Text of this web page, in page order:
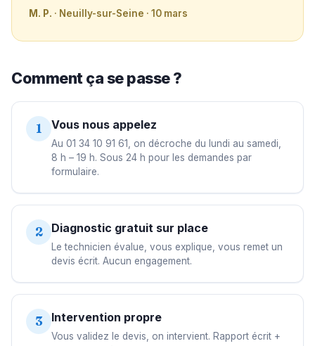
M. P. · Neuilly-sur-Seine · 10 mars
Comment ça se passe ?
1 Vous nous appelez
Au 01 34 10 91 61, on décroche du lundi au samedi,
8 h – 19 h. Sous 24 h pour les demandes par
formulaire.
2 Diagnostic gratuit sur place
Le technicien évalue, vous explique, vous remet un
devis écrit. Aucun engagement.
3 Intervention propre
Vous validez le devis, on intervient. Rapport écrit +